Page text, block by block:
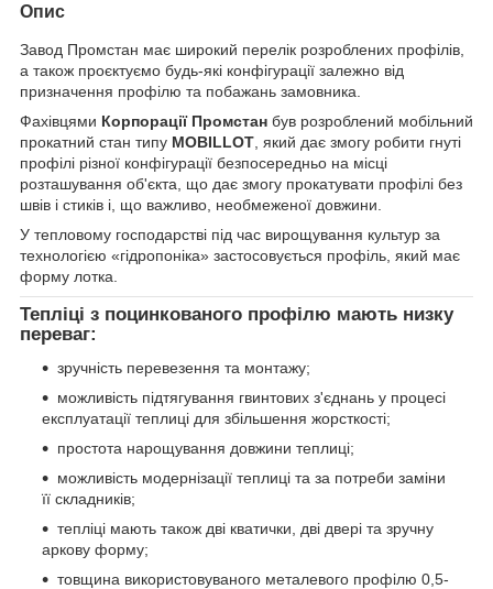
Опис
Завод Промстан має широкий перелік розроблених профілів,
а також проєктуємо будь-які конфігурації залежно від
призначення профілю та побажань замовника.
Фахівцями Корпорації Промстан був розроблений мобільний
прокатний стан типу MOBILLOT , який дає змогу робити гнуті
профілі різної конфігурації безпосередньо на місці
розташування об'єкта, що дає змогу прокатувати профілі без
швів і стиків і, що важливо, необмеженої довжини.
У тепловому господарстві під час вирощування культур за
технологією «гідропоніка» застосовується профіль, який має
форму лотка.
Тепліці з поцинкованого профілю мають низку
переваг:
зручність перевезення та монтажу;
можливість підтягування гвинтових з'єднань у процесі
експлуатації теплиці для збільшення жорсткості;
простота нарощування довжини теплиці;
можливість модернізації теплиці та за потреби заміни
її складників;
тепліці мають також дві кватички, дві двері та зручну
аркову форму;
товщина використовуваного металевого профілю 0,5-